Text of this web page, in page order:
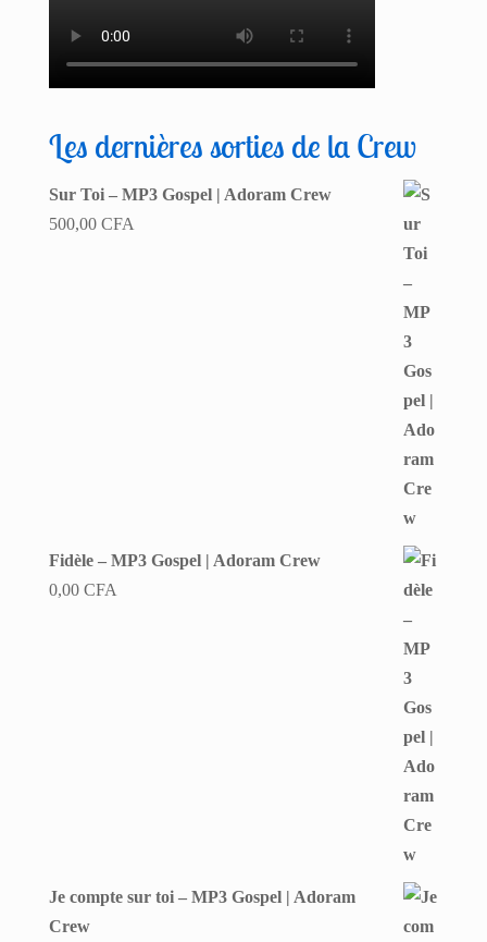
Les dernières sorties de la Crew
Sur Toi – MP3 Gospel | Adoram Crew
500,00 CFA
Fidèle – MP3 Gospel | Adoram Crew
0,00 CFA
Je compte sur toi – MP3 Gospel | Adoram
Crew